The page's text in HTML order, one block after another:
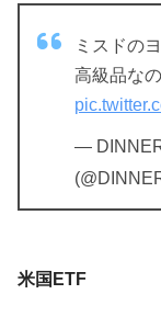
ミスドの
高級品な
—
米国ETF